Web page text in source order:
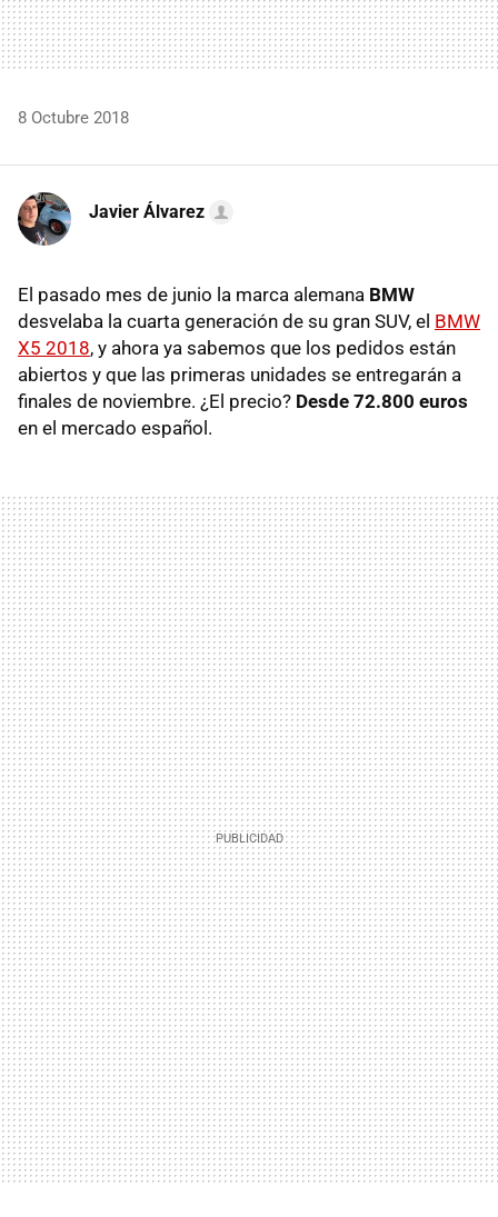
8 Octubre 2018
Javier Álvarez
El pasado mes de junio la marca alemana BMW
desvelaba la cuarta generación de su gran SUV, el BMW
X5 2018, y ahora ya sabemos que los pedidos están
abiertos y que las primeras unidades se entregarán a
finales de noviembre. ¿El precio? Desde 72.800 euros
en el mercado español.